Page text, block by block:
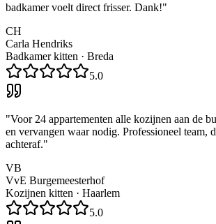
badkamer voelt direct frisser. Dank!"
CH
Carla Hendriks
Badkamer kitten · Breda
5.0
"Voor 24 appartementen alle kozijnen aan de
en vervangen waar nodig. Professioneel team,
achteraf."
VB
VvE Burgemeesterhof
Kozijnen kitten · Haarlem
5.0